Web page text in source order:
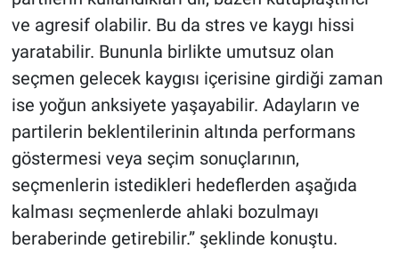
ve agresif olabilir. Bu da stres ve kaygı hissi
yaratabilir. Bununla birlikte umutsuz olan
seçmen gelecek kaygısı içerisine girdiği zaman
ise yoğun anksiyete yaşayabilir. Adayların ve
partilerin beklentilerinin altında performans
göstermesi veya seçim sonuçlarının,
seçmenlerin istedikleri hedeflerden aşağıda
kalması seçmenlerde ahlaki bozulmayı
beraberinde getirebilir.” şeklinde konuştu.